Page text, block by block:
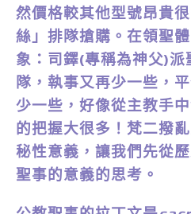
然價格較其他型號昂貴
絲」排隊搶購。在領聖
象：司鐸(專稱為神父)派
隊，執事又再少一些，
少一些，好像從主教手
的把握大很多！梵二撥
秘性意義，讓我們先從
聖事的意義的思考。